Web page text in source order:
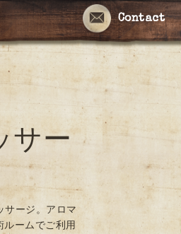
Contact
サー
サージ。アロマ
ルームでご利用